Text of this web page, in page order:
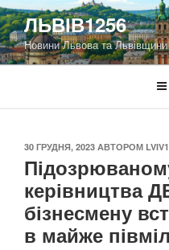
Перейти
до
вмісту
ЛЬВІВ1256
Новини Львова та Львівщини
ОПУБЛІКОВАНО
30 ГРУДНЯ, 2023 АВТОРОМ
керівництва
бізнесмену
в майже